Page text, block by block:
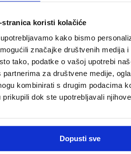
stranica koristi kolačiće
kako bismo
značajke društvenih medija i
tako, podatke o vašoj upotrebi
partnerima za društvene medije,
kombinirati s drugim podacima
prikupili dok ste upotrebljavali
Dopusti sve